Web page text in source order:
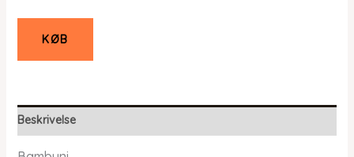
KØB
Beskrivelse